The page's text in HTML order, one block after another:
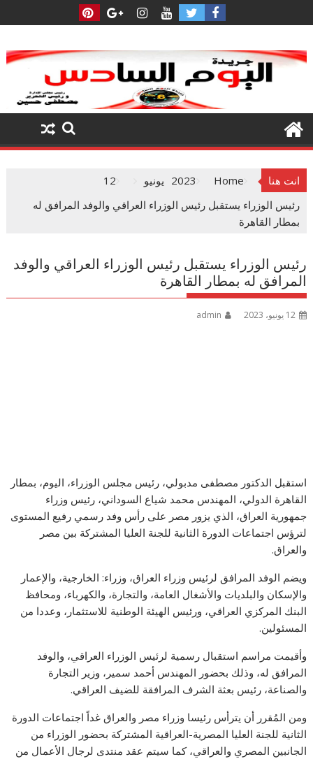
to
انت هنا Home
2023 يونيو
12
رئيس الوزراء يستقبل رئيس الوزراء العراقي والوفد المرافق له
بمطار القاهرة
رئيس الوزراء يستقبل رئيس الوزراء العراقي والوفد
المرافق له بمطار القاهرة
12 يونيو، 2023 admin
استقبل الدكتور مصطفى مدبولي، رئيس مجلس الوزراء، اليوم، بمطار
القاهرة الدولي، المهندس محمد شياع السوداني، رئيس وزراء
جمهورية العراق، الذي يزور مصر على رأس وفد رسمي رفيع المستوى
لترؤس اجتماعات الدورة الثانية للجنة العليا المشتركة بين مصر
والعراق.
ويضم الوفد المرافق لرئيس وزراء العراق، وزراء: الخارجية، والإعمار
والإسكان والبلديات والأشغال العامة، والتجارة، والكهرباء، ومحافظ
البنك المركزي العراقي، ورئيس الهيئة الوطنية للاستثمار، وعددا من
المسئولين.
وأقيمت مراسم استقبال رسمية لرئيس الوزراء العراقي، والوفد
المرافق له، وذلك بحضور المهندس أحمد سمير، وزير التجارة
والصناعة، رئيس بعثة الشرف المرافقة للضيف العراقي.
ومن المُقرر أن يترأس رئيسا وزراء مصر والعراق غداً اجتماعات الدورة
الثانية للجنة العليا المصرية-العراقية المشتركة بحضور الوزراء من
الجانبين المصري والعراقي، كما سيتم عقد منتدى لرجال الأعمال من